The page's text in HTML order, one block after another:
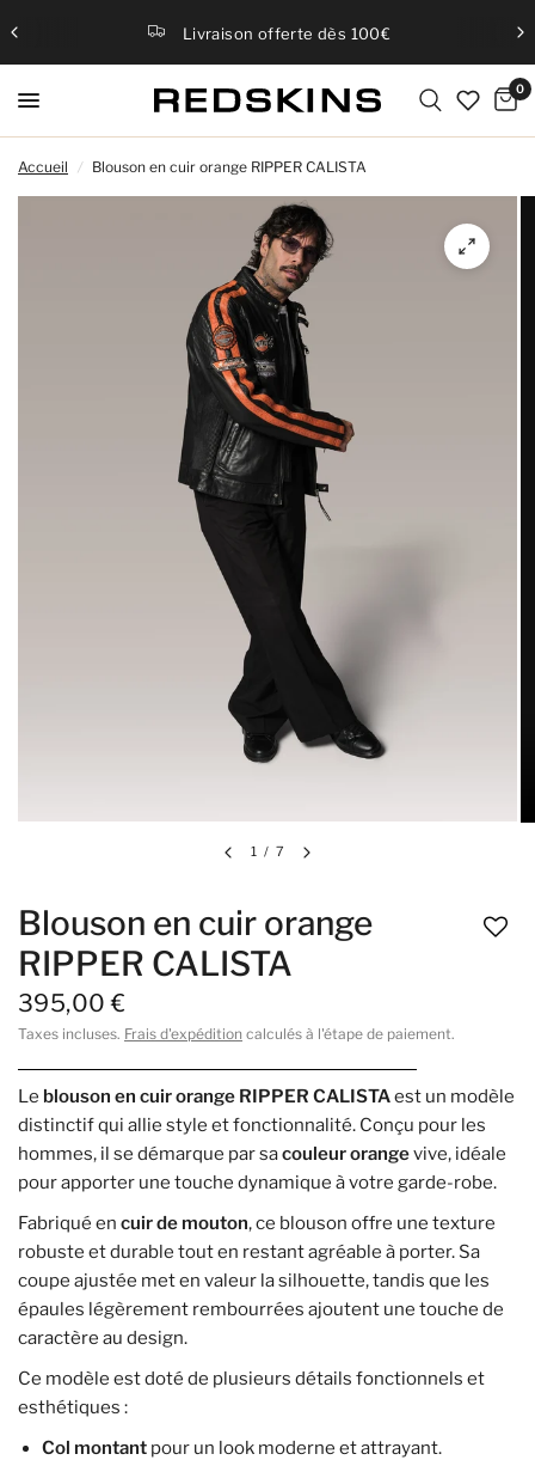
Livraison offerte dès 100€
0
Accueil / Blouson en cuir orange RIPPER CALISTA
1 / 7
Blouson en cuir orange
RIPPER CALISTA
395,00 €
Taxes incluses. Frais d'expédition calculés à l'étape de paiement.
Le blouson en cuir orange RIPPER CALISTAest un modèle
distinctif qui allie style et fonctionnalité. Conçu pour les
hommes, il se démarque par sacouleur orangevive, idéale
pour apporter une touche dynamique à votre garde-robe.
Fabriqué encuir de mouton, ce blouson offre une texture
robuste et durable tout en restant agréable à porter. Sa
coupe ajustée met en valeur la silhouette, tandis que les
épaules légèrement rembourrées ajoutent une touche de
caractère au design.
Ce modèle est doté de plusieurs détails fonctionnels et
esthétiques :
Col montant pour un look moderne et attrayant.